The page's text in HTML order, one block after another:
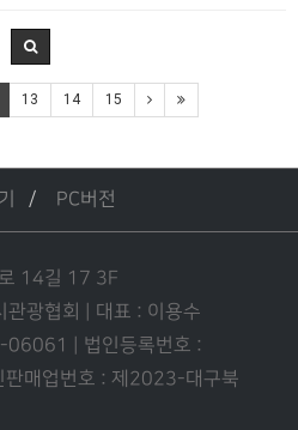
13 14 15
PC버전
14길 17 3F
관광협회 | 대표 : 이용수
| 법인등록번호 :
매업번호 : 제2023-대구북